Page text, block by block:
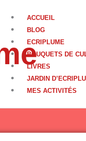
ACCUEIL
BLOG
ECRIPLUME
BOUQUETS DE
LIVRES
JARDIN
MES ACTIVITÉS